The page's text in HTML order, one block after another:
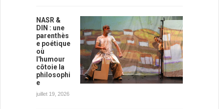
NASR &
DIN : une
parenthès
e poétique
où
l'humour
côtoie la
philosophi
e
juillet 19, 2026